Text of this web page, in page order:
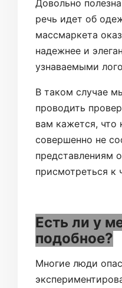
Довольно
речь идет об
массмаркета
надежнее и
узнаваемыми
В таком случае
проводить
вам кажется, что
совершенно не
представлениям
присмотреться к
Есть ли у
подобное?
Многие люди